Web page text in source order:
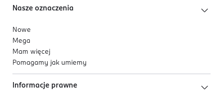
Nasze oznaczenia
Nowe
Mega
Mam więcej
Pomagamy jak umiemy
Informacje prawne